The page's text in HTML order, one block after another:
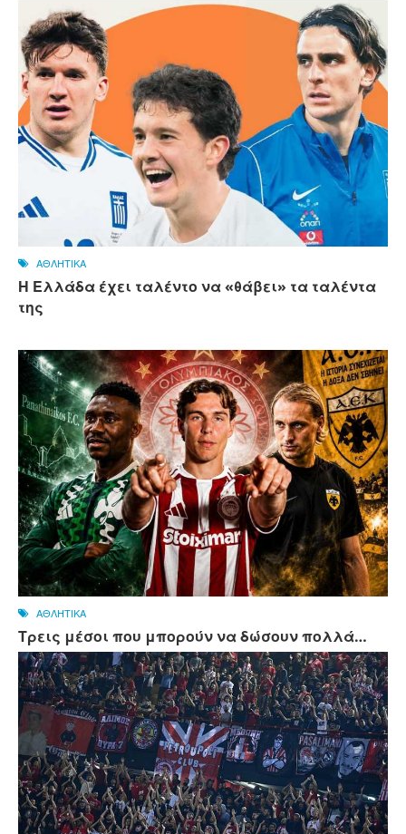
ΑΘΛΗΤΙΚΑ
Η Ελλάδα έχει ταλέντο να «θάβει» τα ταλέντα
της
ΑΘΛΗΤΙΚΑ
Τρεις μέσοι που μπορούν να δώσουν πολλά…